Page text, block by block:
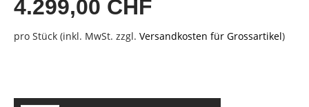
4.299,00 CHF
pro Stück (inkl. MwSt. zzgl. Versandkosten für Grossartikel)